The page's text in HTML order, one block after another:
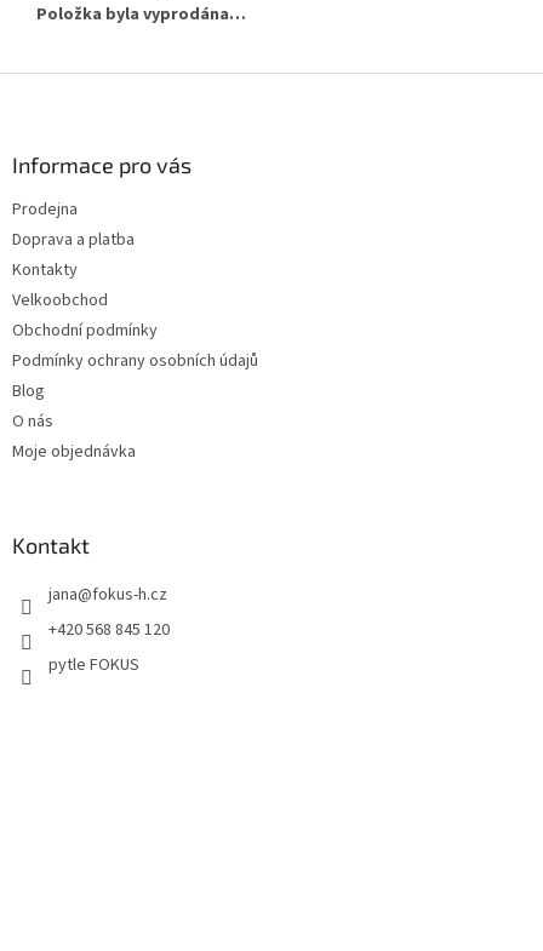
Položka byla vyprodána…
Informace pro vás
Prodejna
Doprava a platba
Kontakty
Velkoobchod
Obchodní podmínky
Podmínky ochrany osobních údajů
Blog
O nás
Moje objednávka
Kontakt
jana@fokus-h.cz
+420 568 845 120
pytle FOKUS